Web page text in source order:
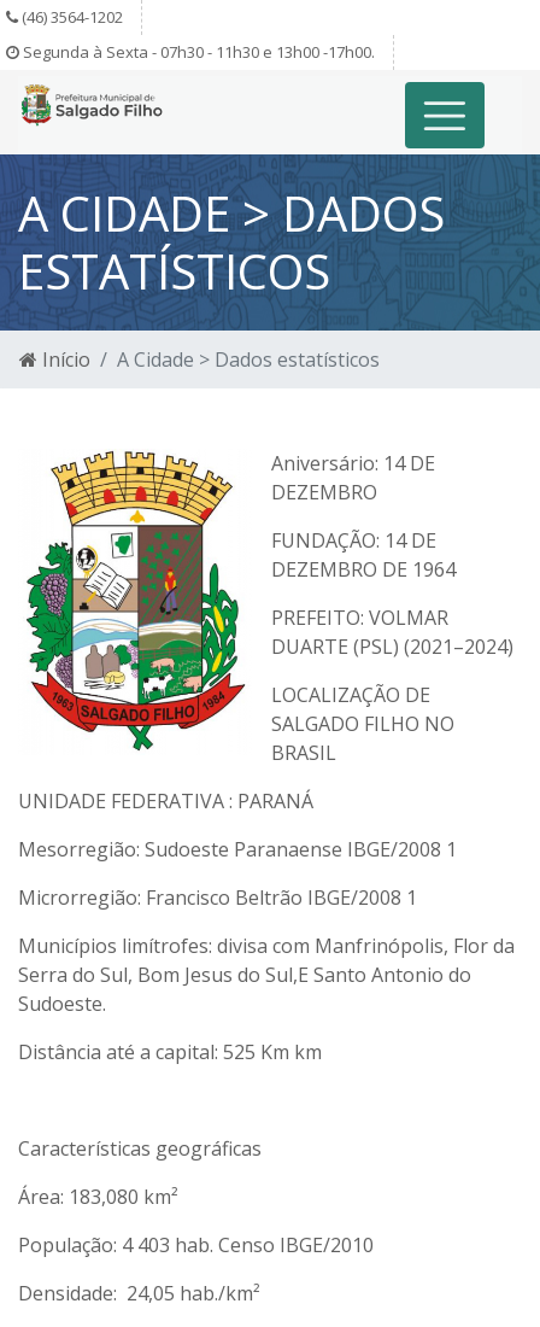
(46) 3564-1202
Segunda à Sexta - 07h30 - 11h30 e 13h00 -17h00.
A CIDADE > DADOS
ESTATÍSTICOS
Início A Cidade > Dados estatísticos
Aniversário: 14 DE
DEZEMBRO
FUNDAÇÃO: 14 DE
DEZEMBRO DE 1964
PREFEITO: VOLMAR
DUARTE (PSL) (2021–2024)
LOCALIZAÇÃO DE
SALGADO FILHO NO
BRASIL
UNIDADE FEDERATIVA : PARANÁ
Mesorregião: Sudoeste Paranaense IBGE/2008 1
Microrregião: Francisco Beltrão IBGE/2008 1
Municípios limítrofes: divisa com Manfrinópolis, Flor da
Serra do Sul, Bom Jesus do Sul,E Santo Antonio do
Sudoeste.
Distância até a capital: 525 Km km
Características geográficas
Área: 183,080 km²
População: 4 403 hab. Censo IBGE/2010
Densidade: 24,05 hab./km²